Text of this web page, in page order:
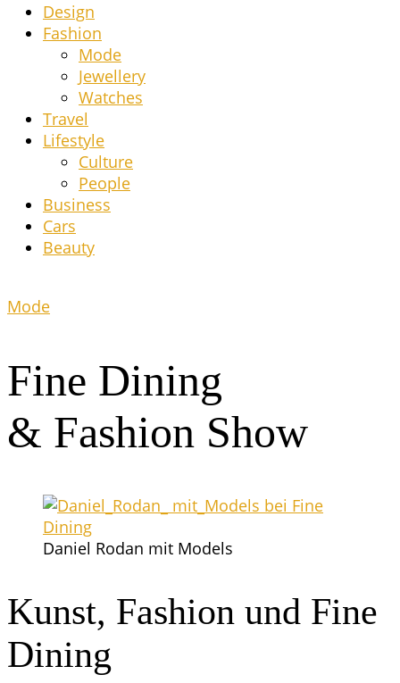
Design
Fashion
Mode
Jewel­lery
Wat­ches
Tra­vel
Life­style
Cul­tu­re
Peo­p­le
Busi­ness
Cars
Beau­ty
Mode
Fine Dining
& Fashion Show
Dani­el Rodan mit Models
Kunst, Fashion und Fine
Dining